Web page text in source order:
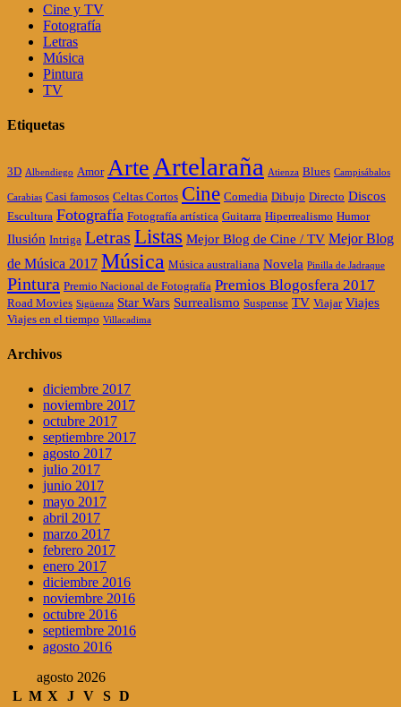
Cine y TV
Fotografía
Letras
Música
Pintura
TV
Etiquetas
3D Albendiego Amor Arte Artelaraña Atienza Blues Campisábalos
Carabias Casi famosos Celtas Cortos Cine Comedia Dibujo Directo Discos
Escultura Fotografía Fotografía artística Guitarra Hiperrealismo Humor
Ilusión Intriga Letras Listas Mejor Blog de Cine / TV Mejor Blog
de Música 2017 Música Música australiana Novela Pinilla de Jadraque
Pintura Premio Nacional de Fotografía Premios Blogosfera 2017
Road Movies Sigüenza Star Wars Surrealismo Suspense TV Viajar Viajes
Viajes en el tiempo Villacadima
Archivos
diciembre 2017
noviembre 2017
octubre 2017
septiembre 2017
agosto 2017
julio 2017
junio 2017
mayo 2017
abril 2017
marzo 2017
febrero 2017
enero 2017
diciembre 2016
noviembre 2016
octubre 2016
septiembre 2016
agosto 2016
agosto 2026
L M X J V S D